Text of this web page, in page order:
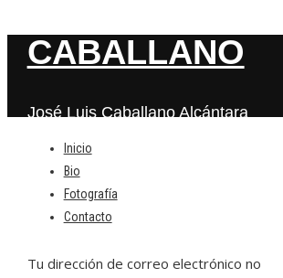
CABALLANO
José Luis Caballano Alcántara
Inicio
Bio
Fotografía
Contacto
Deja una respuesta
Tu dirección de correo electrónico no